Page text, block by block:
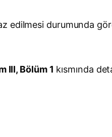
edilmesi durumunda
III, Bölüm 1 kısmında